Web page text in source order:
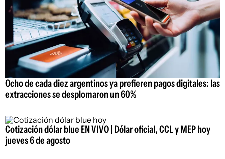
Ocho de cada diez argentinos ya prefieren pagos digitales: las
extracciones se desplomaron un 60%
Cotización dólar blue EN VIVO | Dólar oficial, CCL y MEP hoy
jueves 6 de agosto